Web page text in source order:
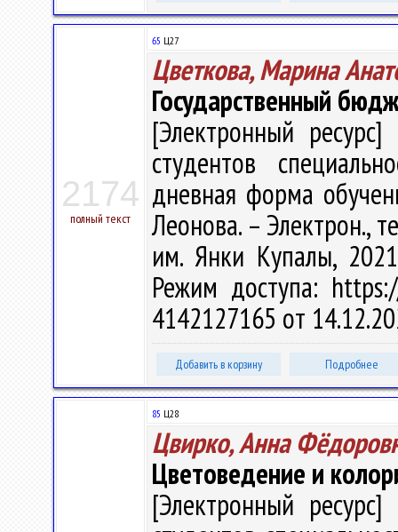
2174
полный текст
65 Ц27
Цветкова, Марина
Государственный
[Электронный
студентов
дневная форма
Леонова. – Электрон.,
им. Янки Купалы,
Режим доступа:
4142127165 от
Добавить в корзину Подробнее
85 Ц28
Цвирко, Анна
Цветоведение и
[Электронный